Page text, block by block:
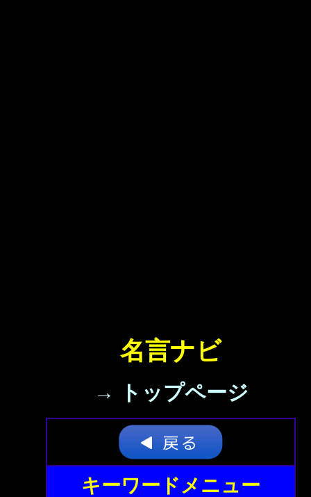
名言ナビ
→ トップページ
キーワードメニュー